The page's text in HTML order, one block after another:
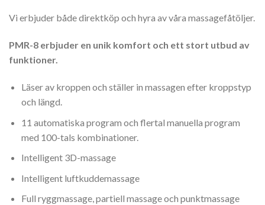
Vi erbjuder både direktköp och hyra av våra massagefåtöljer.
PMR-8 erbjuder en unik komfort och ett stort utbud av
funktioner.
Läser av kroppen och ställer in massagen efter kroppstyp
och längd.
11 automatiska program och flertal manuella program
med 100-tals kombinationer.
Intelligent 3D-massage
Intelligent luftkuddemassage
Full ryggmassage, partiell massage och punktmassage